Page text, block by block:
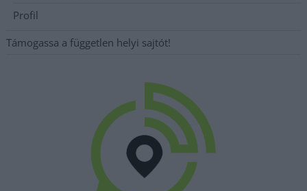
Profil
Támogassa a független helyi sajtót!